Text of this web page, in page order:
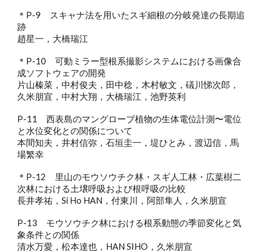
＊P-9 スキャナ法を用いたスギ細根の分岐発達の長期追
跡
趙星一，大橋瑞江
＊P-10 可動ミラー型根系撮影システムにおける画像合
成ソフトウェアの開発
片山榛菜，中村俊夫，田中稔，木村敏文，礒川悌次郎，
久米朋宣，中村大翔，大橋瑞江，池野英利
P-11 西表島のマングローブ植物の生体電位計測〜電位
と水位変化との関係について
本間知夫，井村信弥，石垣圭一，堤ひとみ，渡辺信，馬
場繁幸
＊P-12 里山のモウソウチク林・スギ人工林・広葉樹二
次林における土壌呼吸および根呼吸の比較
長井孝祐，Si Ho HAN，付東川，阿部隼人，久米朋宣
P-13 モウソウチク林における根系動態の季節変化と気
象条件との関係
清水万愛，松本達也，HAN SIHO，久米朋宣